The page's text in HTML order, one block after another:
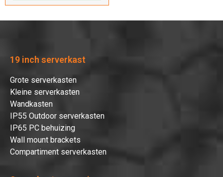
19 inch serverkast
Grote serverkasten
Kleine serverkasten
Wandkasten
IP55 Outdoor serverkasten
IP65 PC behuizing
Wall mount brackets
Compartiment serverkasten